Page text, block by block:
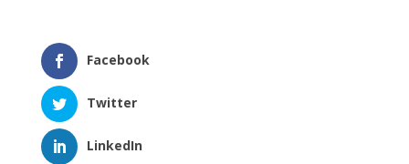
Facebook
Twitter
LinkedIn